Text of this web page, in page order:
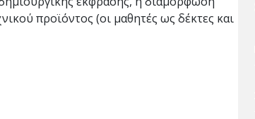
προϊόντος (οι μαθητές ως δέκτες και